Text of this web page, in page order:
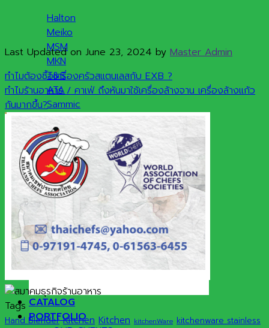
Halton
Meiko
MSM
MKN
T&S
ATA
Sammic
Hatco
SERVICE
KITCHEN PLAN DESIGN
GAS SYSTEMS
HOOD EXHAUST SYSTEM
KITCHEN FIRE SUPPRESSION
UV KITCHEN EXHAUST HOOD
MAINTENANCE & CLEANING
RENTAL KITCHEN EQUIPMENT
CATALOG
PORTFOLIO
Last Updated on June 23, 2024 by Master Admin
ทำไมต้องซื้อเครื่องครัวสแตนเลสกับ EXB ?
ทำไมร้านอาหาร / คาเฟ่ ถึงหันมาใช้เครื่องล้างจาน เครื่องล้างแก้ว
กันมากขึ้น?
Tags
Hand Blender Kitchen Kitchen kitchenWare kitchenware stainless